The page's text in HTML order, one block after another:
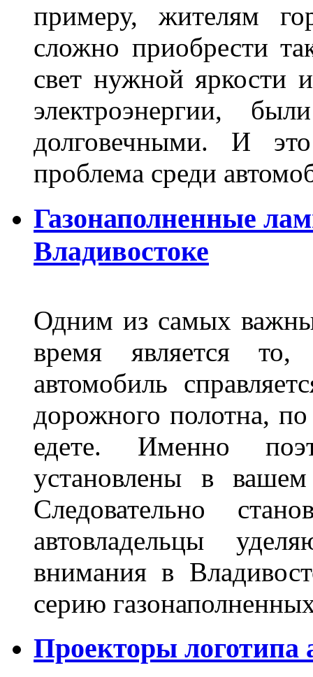
примеру, жителям
сложно приобрести
свет нужной яркости
электроэнергии,
долговечными. И
проблема среди
Газонаполненные
Владивостоке
Одним из самых
время является то,
автомобиль
дорожного полотна,
едете. Именно
установлены в
Следовательно
автовладельцы
внимания в
серию
Проекторы логотипа